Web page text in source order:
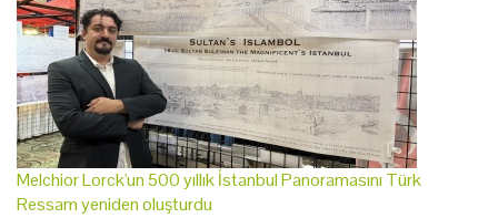
Melchior Lorck'un 500 yıllık İstanbul Panoramasını Türk
Ressam yeniden oluşturdu